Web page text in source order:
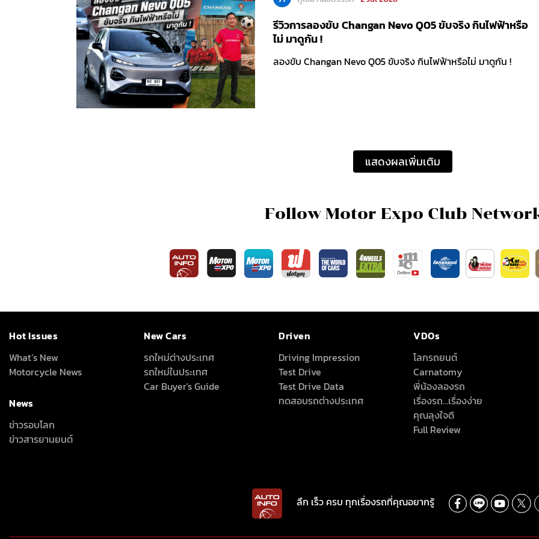
รีวิวการลองขับ Changan Nevo Q05 ขับจริง กินไฟฟ้าหรือ
ไม่ มาดูกัน !
ลองขับ Changan Nevo Q05 ขับจริง กินไฟฟ้าหรือไม่ มาดูกัน !
แสดงผลเพิ่มเติม
Follow Motor Expo Club
Hot Issues
What’s New
Motorcycle News
News
ข่าวรอบโลก
ข่าวสารยานยนต์
New Cars
รถใหม่ต่างประเทศ
รถใหม่ในประเทศ
Car Buyer's Guide
Driven
Driving Impression
Test Drive
Test Drive Data
ทดสอบรถต่างประเทศ
VDOs
โลกรถยนต์
Carnatomy
พี่น้องลองรถ
เรื่องรถ…เรื่องง่าย
คุณลุงใจดี
Full Review
ลึก เร็ว ครบ ทุกเรื่องรถที่คุณอยากรู้